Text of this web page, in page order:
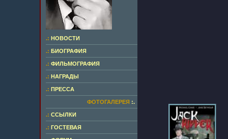
.: НОВОСТИ
.: БИОГРАФИЯ
.: ФИЛЬМОГРАФИЯ
.: НАГРАДЫ
.: ПРЕССА
ФОТОГАЛЕРЕЯ :.
.: ССЫЛКИ
.: ГОСТЕВАЯ